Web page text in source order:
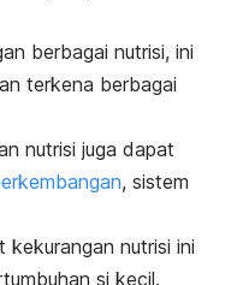
berbagai nutrisi, ini
terkena berbagai
nutrisi juga dapat
, sistem
nutrisi ini
si kecil.